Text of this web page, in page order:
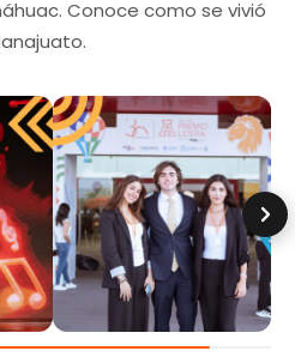
Conoce como se vivió